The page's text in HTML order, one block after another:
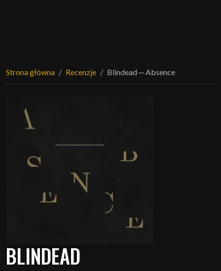
Strona główna Recenzje Blindead ─ Absence
BLINDEAD